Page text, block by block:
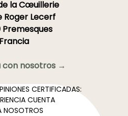
la Cœuillerie
Roger Lecerf
Premesques
Francia
nosotros →
CERTIFICADAS:
CUENTA
NOSOTROS